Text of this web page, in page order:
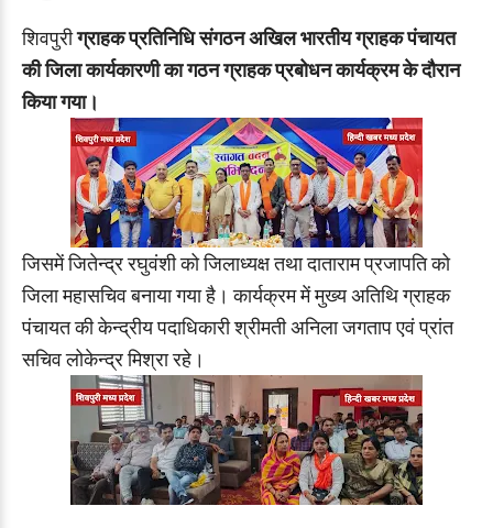
शिवपुरीग्राहक प्रतिनिधि संगठन अखिल भारतीय ग्राहक पंचायत
की जिला कार्यकारणी का गठन ग्राहक प्रबोधन कार्यक्रम के दौरान
किया गया।
जिसमें जितेन्द्र रघुवंशी को जिलाध्यक्ष तथा दाताराम प्रजापति को
जिला महासचिव बनाया गया है। कार्यक्रम में मुख्य अतिथि ग्राहक
पंचायत की केन्द्रीय पदाधिकारी श्रीमती अनिला जगताप एवं प्रांत
सचिव लोकेन्द्र मिश्रा रहे।